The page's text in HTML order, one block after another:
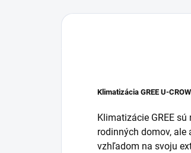
Klimatizácia GREE U-
Klimatizácie GREE
rodinných domov, ale
vzhľadom na svoju